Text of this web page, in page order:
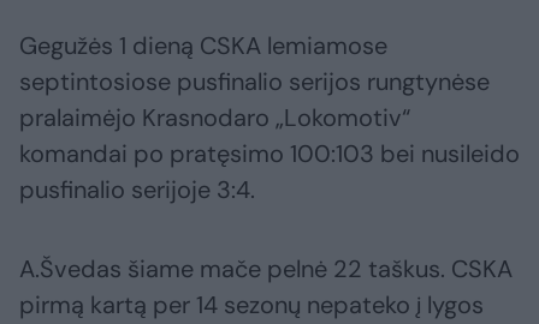
Gegužės 1 dieną CSKA lemiamose
septintosiose pusfinalio serijos rungtynėse
pralaimėjo Krasnodaro „Lokomotiv“
komandai po pratęsimo 100:103 bei nusileido
pusfinalio serijoje 3:4.
A.Švedas šiame mače pelnė 22 taškus. CSKA
pirmą kartą per 14 sezonų nepateko į lygos